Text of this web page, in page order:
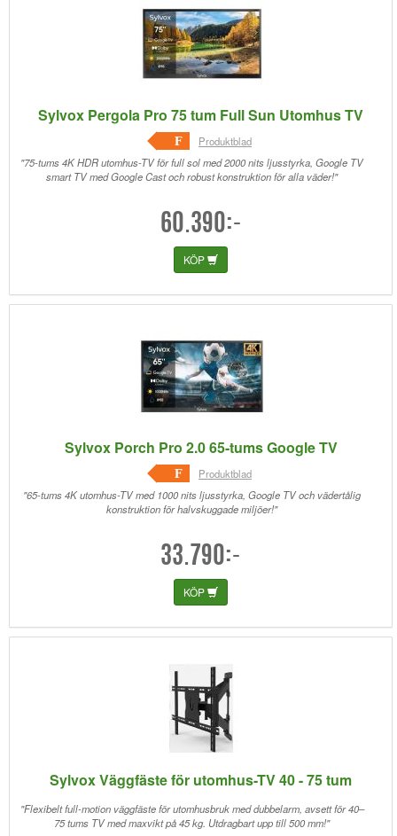
Sylvox Pergola Pro 75 tum Full Sun Utomhus TV
F
Produktblad
"75-tums 4K HDR utomhus-TV för full sol med 2000 nits ljusstyrka, Google TV
smart TV med Google Cast och robust konstruktion för alla väder!"
60.390:-
KÖP
Sylvox Porch Pro 2.0 65-tums Google TV
F
Produktblad
"65-tums 4K utomhus-TV med 1000 nits ljusstyrka, Google TV och vädertålig
konstruktion för halvskuggade miljöer!"
33.790:-
KÖP
Sylvox Väggfäste för utomhus-TV 40 - 75 tum
"Flexibelt full-motion väggfäste för utomhusbruk med dubbelarm, avsett för 40–
75 tums TV med maxvikt på 45 kg. Utdragbart upp till 500 mm!"